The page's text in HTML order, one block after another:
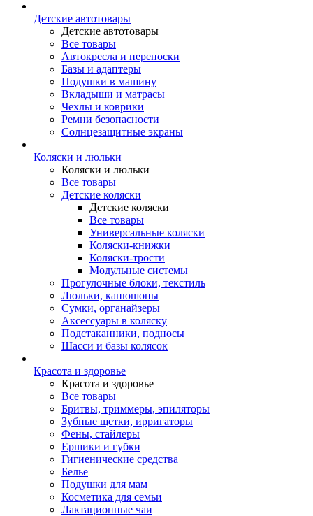
Детские автотовары
Детские автотовары
Все товары
Автокресла и переноски
Базы и адаптеры
Подушки в машину
Вкладыши и матрасы
Чехлы и коврики
Ремни безопасности
Солнцезащитные экраны
Коляски и люльки
Коляски и люльки
Все товары
Детские коляски
Детские коляски
Все товары
Универсальные коляски
Коляски-книжки
Коляски-трости
Модульные системы
Прогулочные блоки, текстиль
Люльки, капюшоны
Сумки, органайзеры
Аксессуары в коляску
Подстаканники, подносы
Шасси и базы колясок
Красота и здоровье
Красота и здоровье
Все товары
Бритвы, триммеры, эпиляторы
Зубные щетки, ирригаторы
Фены, стайлеры
Ершики и губки
Гигиенические средства
Белье
Подушки для мам
Косметика для семьи
Лактационные чаи